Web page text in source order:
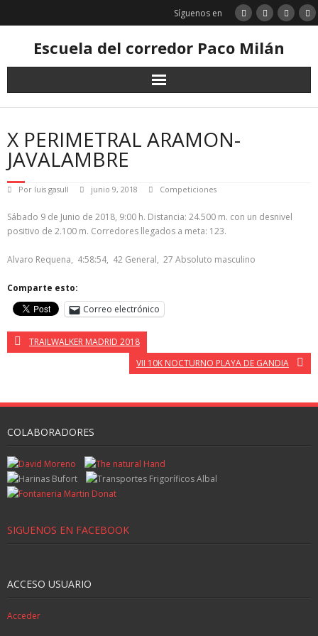
Síguenos en
Escuela del corredor Paco Milán
X PERIMETRAL ARAMON-
JAVALAMBRE
Por luis gasull junio 9, 2018 Competiciones
Sábado 9 de Junio de 2018, 9:00 h. Distancia: 24.500 m. con un desnivel
positivo de 2.100 m. Corredores llegados a meta: 123.
Alvaro Requena, 4:58:54, 42 General, 27 Absoluto masculino
Comparte esto:
Correo electrónico
TRAILWALKER MADRID 2018
VII 10K NOCTURNO PLAYA DE GANDIA
COLABORADORES
SIGUENOS EN FACEBOOK
ACCESO USUARIO
Acceder